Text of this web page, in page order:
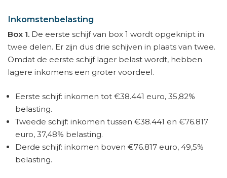
Inkomstenbelasting
Box 1. De eerste schijf van box 1 wordt opgeknipt in
twee delen. Er zijn dus drie schijven in plaats van twee.
Omdat de eerste schijf lager belast wordt, hebben
lagere inkomens een groter voordeel.
Eerste schijf: inkomen tot €38.441 euro, 35,82%
belasting.
Tweede schijf: inkomen tussen €38.441 en €76.817
euro, 37,48% belasting.
Derde schijf: inkomen boven €76.817 euro, 49,5%
belasting.